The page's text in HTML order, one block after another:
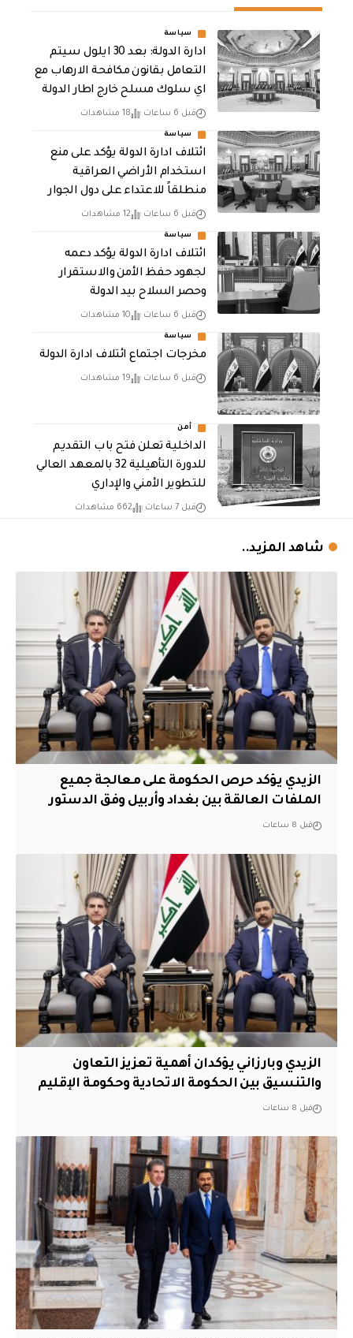
سياسة
ادارة الدولة: بعد 30 ايلول سيتم
التعامل بقانون مكافحة الارهاب مع
اي سلوك مسلح خارج اطار الدولة
قبل 6 ساعات 18 مشاهدات
سياسة
ائتلاف ادارة الدولة يؤكد على منع
استخدام الأراضي العراقية
منطلقاً للاعتداء على دول الجوار
قبل 6 ساعات 12 مشاهدات
سياسة
ائتلاف ادارة الدولة يؤكد دعمه
لجهود حفظ الأمن والاستقرار
وحصر السلاح بيد الدولة
قبل 6 ساعات 10 مشاهدات
سياسة
مخرجات اجتماع ائتلاف ادارة الدولة
قبل 6 ساعات 19 مشاهدات
أمن
الداخلية تعلن فتح باب التقديم
للدورة التأهيلية 32 بالمعهد العالي
للتطوير الأمني والإداري
قبل 7 ساعات 662 مشاهدات
شاهد المزيد..
الزيدي يؤكد حرص الحكومة على معالجة جميع
الملفات العالقة بين بغداد وأربيل وفق الدستور
قبل 8 ساعات
الزيدي وبارزاني يؤكدان أهمية تعزيز التعاون
والتنسيق بين الحكومة الاتحادية وحكومة الإقليم
قبل 8 ساعات